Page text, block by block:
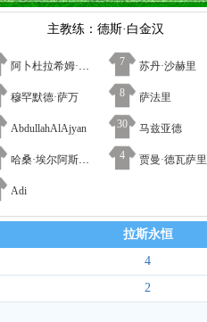
主教练：德斯·白金汉
阿卜杜拉希姆·多萨里 7 苏丹·沙赫里
穆罕默德·萨万 8 萨法里
AbdullahAlAjyan 30 马兹亚德
哈桑·埃尔阿斯玛里 4 贾曼·德瓦萨里
Adi
拉斯永恒
4
2